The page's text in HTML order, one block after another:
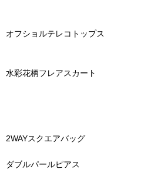
オフショルテレコトップス
水彩花柄フレアスカート
2WAYスクエアバッグ
ダブルパールピアス